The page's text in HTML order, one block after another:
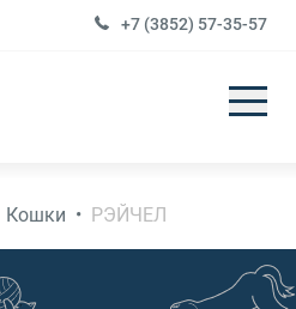
+7 (3852) 57-35-57
Кошки • РЭЙЧЕЛ